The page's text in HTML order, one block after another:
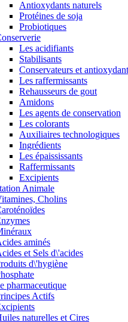
Antioxydants naturels
Protéines de soja
Probiotiques
Les acidifiants
Stabilisants
Conservateurs et
Les raffermissants
Rehausseurs de gout
Amidons
Les agents de conservation
Les colorants
Auxiliaires technologiques
Ingrédients
Les épaississants
Raffermissants
Excipients
Animale
Cholins
aminés
et Sels d\'acides
d\'hygiène
pharmaceutique
Actifs
naturelles et Cires